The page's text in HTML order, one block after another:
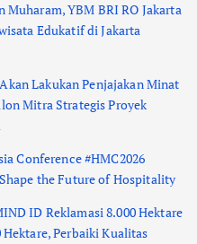
Muharam, YBM BRI RO Jakarta
Edukatif di Jakarta
Lakukan Penjajakan Minat
Mitra Strategis Proyek
Conference #HMC2026
the Future of Hospitality
ID Reklamasi 8.000 Hektare
Perbaiki Kualitas